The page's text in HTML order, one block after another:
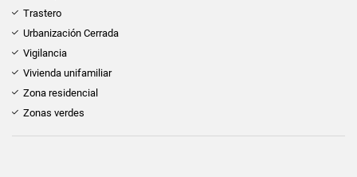
Trastero
Urbanización Cerrada
Vigilancia
Vivienda unifamiliar
Zona residencial
Zonas verdes